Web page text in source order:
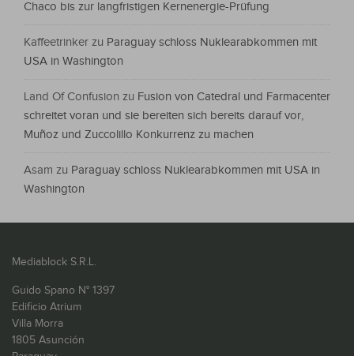
Chaco bis zur langfristigen Kernenergie-Prüfung
Kaffeetrinker zu Paraguay schloss Nuklearabkommen mit
USA in Washington
Land Of Confusion zu Fusion von Catedral und Farmacenter
schreitet voran und sie bereiten sich bereits darauf vor,
Muñoz und Zuccolillo Konkurrenz zu machen
Asam zu Paraguay schloss Nuklearabkommen mit USA in
Washington
Mediablock S.R.L.
Guido Spano N° 1397
Edificio Atrium
Villa Morra
1805 Asunción